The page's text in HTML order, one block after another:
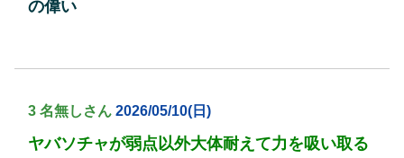
の偉い
3 名無しさん 2026/05/10(日)
ヤバソチャが弱点以外大体耐えて力を吸い取る